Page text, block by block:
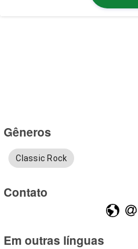
Gêneros
Classic Rock
Contato
Em outras línguas